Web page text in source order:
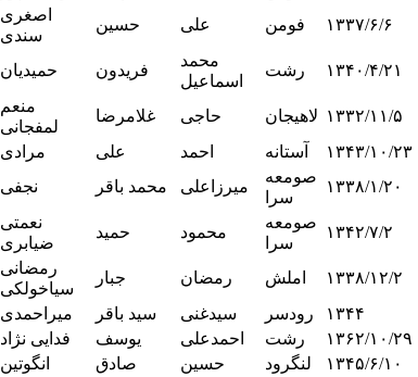
اصغری
سندی
حسین علی فومن ۱۳۳۷/۶/۶
حمیدیان فریدون
محمد
اسماعیل
رشت ۱۳۴۰/۴/۲۱
منعم
لمفجانی
غلامرضا حاجی لاهیجان ۱۳۳۲/۱۱/۵
مرادی علی احمد آستانه ۱۳۴۳/۱۰/۲۳
نجفی محمد باقر میرزاعلی
صومعه
سرا
۱۳۳۸/۱/۲۰
نعمتی
ضیابری
حمید محمود
صومعه
سرا
۱۳۴۲/۷/۲
رمضانی
سیاخولکی
جبار رمضان املش ۱۳۳۸/۱۲/۲
میراحمدی سید باقر سیدغنی رودسر ۱۳۴۴
فدایی نژاد یوسف احمدعلی رشت ۱۳۶۲/۱۰/۲۹
انگوتین صادق حسین لنگرود ۱۳۴۵/۶/۱۰